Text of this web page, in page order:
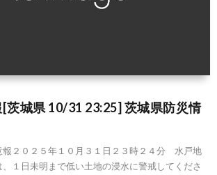
茨城県 10/31 23:25] 茨城県防災情
報２０２５年１０月３１日２３時２４分 水戸地
１日未明まで低い土地の浸水に警戒してくださ